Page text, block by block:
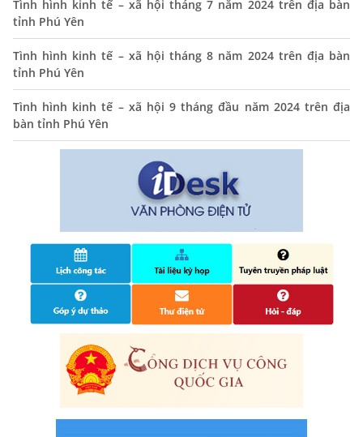
THÔNG BÁO Niêm yết danh mục dịch vụ công trực tuyến
toàn trình trên Hệ thống thông tin giải quyết thủ tục
hành chính tỉnh Phú Yên
14/10/2024
Quyết định công bố nhóm thủ tục hành chính liên thông
điện tử, khai sinh, cấp thẻ bảo hiểm y tế trẻ em dưới 6
tuổi, đăng ký tạm trú
25/06/2024
Tình hình kinh tế – xã hội tháng 7 năm 2024 trên địa bàn
tỉnh Phú Yên
Tình hình kinh tế – xã hội tháng 8 năm 2024 trên địa bàn
tỉnh Phú Yên
Tình hình kinh tế – xã hội 9 tháng đầu năm 2024 trên địa
bàn tỉnh Phú Yên